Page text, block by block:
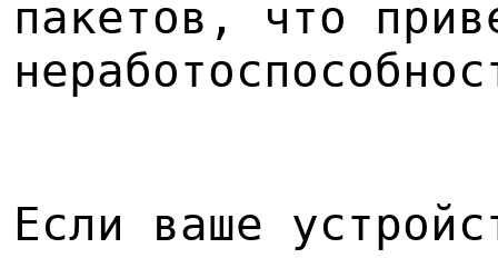
пакетов, что
Если ваше